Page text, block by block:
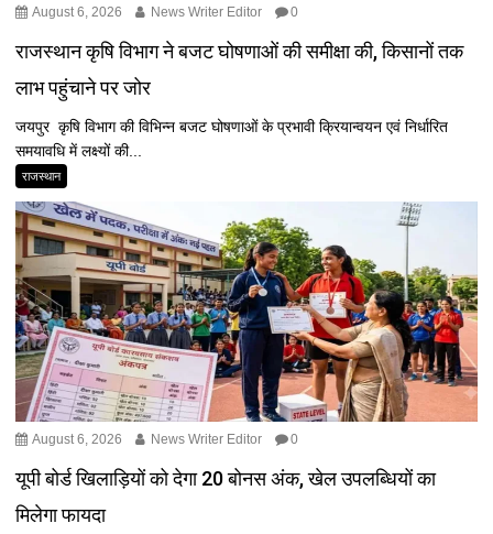
August 6, 2026 News Writer Editor 0
राजस्थान कृषि विभाग ने बजट घोषणाओं की समीक्षा की, किसानों तक
लाभ पहुंचाने पर जोर
जयपुर कृषि विभाग की विभिन्न बजट घोषणाओं के प्रभावी क्रियान्वयन एवं निर्धारित
समयावधि में लक्ष्यों की...
राजस्थान
August 6, 2026 News Writer Editor 0
यूपी बोर्ड खिलाड़ियों को देगा 20 बोनस अंक, खेल उपलब्धियों का
मिलेगा फायदा